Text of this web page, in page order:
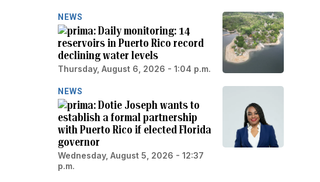
NEWS
Daily monitoring: 14
reservoirs in Puerto Rico record
declining water levels
Thursday, August 6, 2026 - 1:04 p.m.
NEWS
Dotie Joseph wants to
establish a formal partnership
with Puerto Rico if elected Florida
governor
Wednesday, August 5, 2026 - 12:37
p.m.